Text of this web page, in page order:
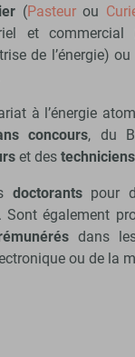
(Pasteurou
et commercial
de l’énergie) ou
à l’énergie
concours, du
et des techniciens
doctorantspour
également
dans
ou de la